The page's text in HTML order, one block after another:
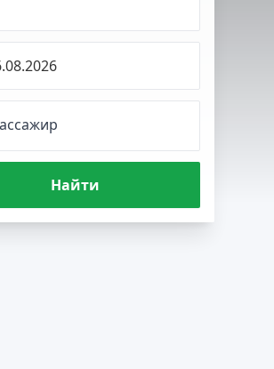
Найти